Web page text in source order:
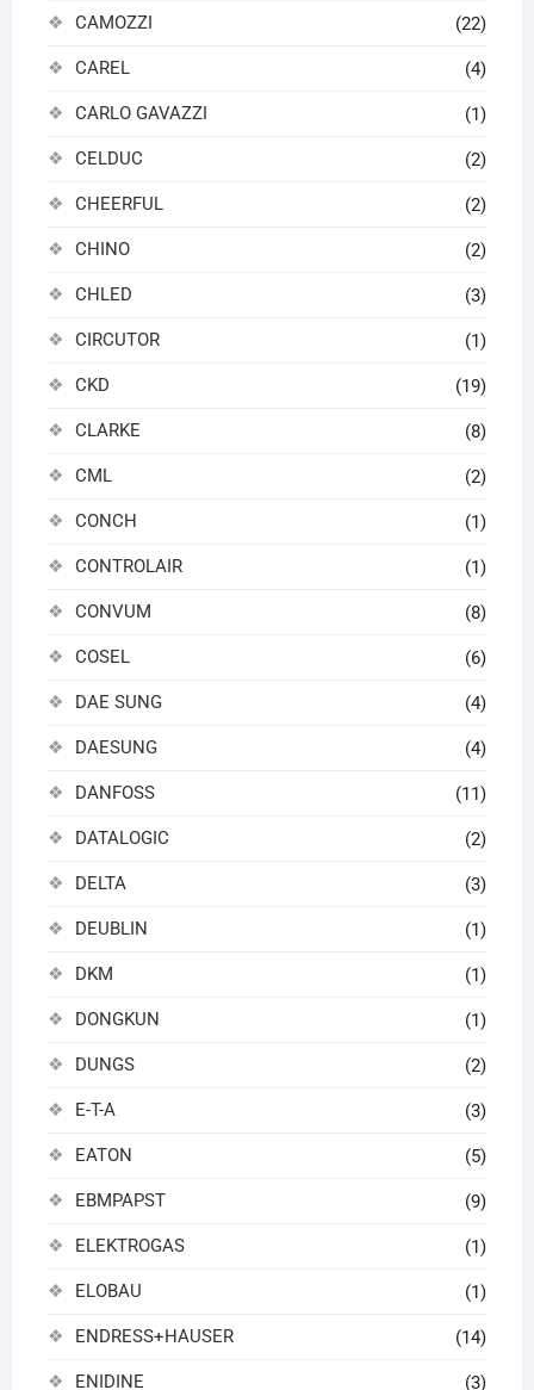
CAMOZZI (22)
CAREL (4)
CARLO GAVAZZI (1)
CELDUC (2)
CHEERFUL (2)
CHINO (2)
CHLED (3)
CIRCUTOR (1)
CKD (19)
CLARKE (8)
CML (2)
CONCH (1)
CONTROLAIR (1)
CONVUM (8)
COSEL (6)
DAE SUNG (4)
DAESUNG (4)
DANFOSS (11)
DATALOGIC (2)
DELTA (3)
DEUBLIN (1)
DKM (1)
DONGKUN (1)
DUNGS (2)
E-T-A (3)
EATON (5)
EBMPAPST (9)
ELEKTROGAS (1)
ELOBAU (1)
ENDRESS+HAUSER (14)
ENIDINE (3)